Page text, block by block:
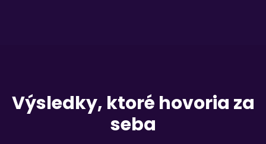
Výsledky, ktoré hovoria za
seba